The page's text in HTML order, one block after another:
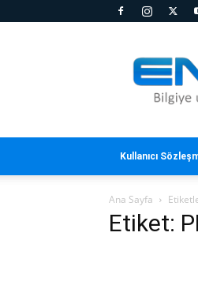
Kullanıcı
Ana Sayfa
Etiket: